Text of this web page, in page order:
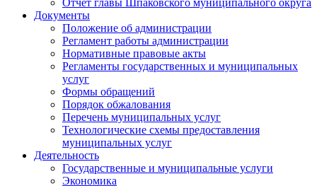
Отчет главы Шпаковского муниципального округа
Документы
Положение об администрации
Регламент работы администрации
Нормативные правовые акты
Регламенты государственных и муниципальных
услуг
Формы обращений
Порядок обжалования
Перечень муниципальных услуг
Технологические схемы предоставления
муниципальных услуг
Деятельность
Государственные и муниципальные услуги
Экономика